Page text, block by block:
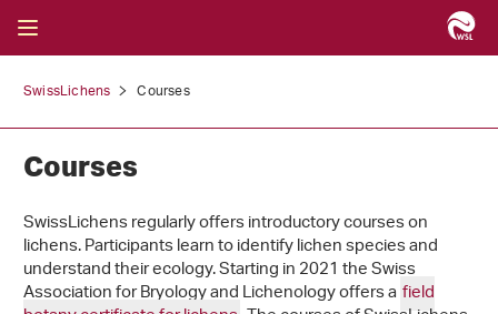
SwissLichens Courses
Courses
SwissLichens regularly offers introductory courses on
lichens. Participants learn to identify lichen species and
understand their ecology. Starting in 2021 the Swiss
Association for Bryology and Lichenology offers afield